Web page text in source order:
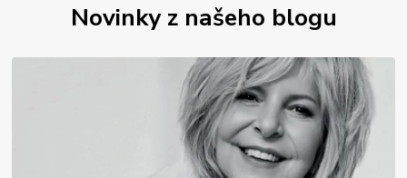
Novinky z našeho blogu